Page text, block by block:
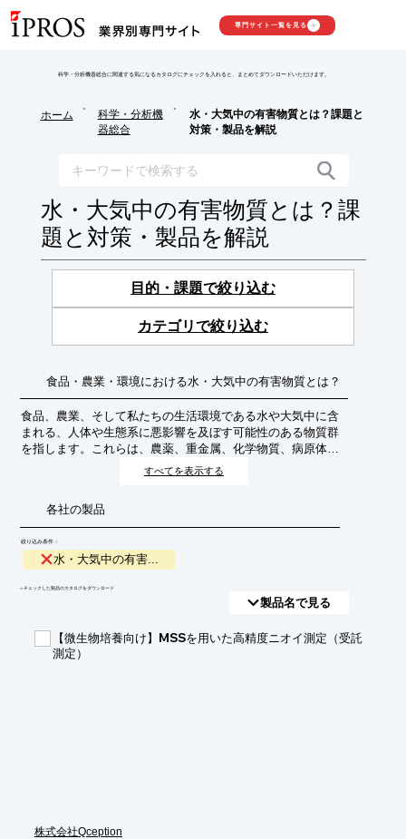
専門サイト一覧を見る
科学・分析機器総合に関連する気になるカタログにチェックを入れると、まとめてダウンロードいただけます。
ホーム
>
科学・分析機
器総合
>
水・大気中の有害物質とは？課題と
対策・製品を解説
水・大気中の有害物質とは？課
題と対策・製品を解説
目的・課題で絞り込む
カテゴリで絞り込む
食品・農業・環境における水・大気中の有害物質とは？
食品、農業、そして私たちの生活環境である水や大気中に含
まれる、人体や生態系に悪影響を及ぼす可能性のある物質群
を指します。これらは、農薬、重金属、化学物質、病原体な
ど多岐にわたり、その検出・分析は、安全な食料供給、環境
保全、公衆衛生の維持に不可欠です。
すべてを表示する
各社の製品
絞り込み条件：
水・大気中の有害...
​▼チェックした製品のカタログをダウンロード
製品名で見る
【微生物培養向け】MSSを用いた高精度ニオイ測定（受託
測定）
株式会社Qception